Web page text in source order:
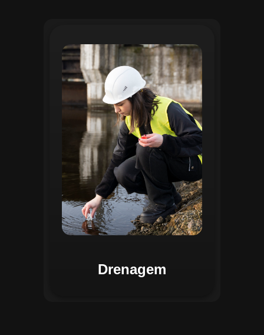
Drenagem
O módulo de Gestão de Drenagem do
Regente aplica o geoprocessamento para
mapear redes de drenagem subterrâneas
e superficiais. A plataforma permite
identificar pontos de alagamento, planejar
intervenções e monitorar a eficiência das
estruturas de drenagem. Com análises
baseadas em dados coletados, o sistema
contribui para o planejamento urbano
sustentável, reduzindo riscos de
enchentes e otimizando a alocação de
recursos. Relatórios visuais facilitam a
comunicação dos resultados e o
acompanhamento dos projetos de
melhoria.